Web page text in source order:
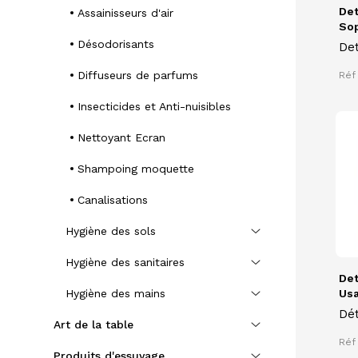
Assainisseurs d'air
Désodorisants
Diffuseurs de parfums
Insecticides et Anti-nuisibles
Nettoyant Ecran
Shampoing moquette
Canalisations
Hygiène des sols
Hygiène des sanitaires
Hygiène des mains
Art de la table
Réf
Réf